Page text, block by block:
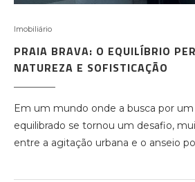
Imobiliário
PRAIA BRAVA: O EQUILÍBRIO
NATUREZA E SOFISTICAÇÃO
Em um mundo onde a busca por
equilibrado se tornou um desafio,
entre a agitação urbana e o anseio